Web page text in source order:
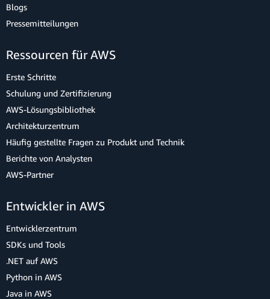
Blogs
Pressemitteilungen
Ressourcen für AWS
Erste Schritte
Schulung und Zertifizierung
AWS-Lösungsbibliothek
Architekturzentrum
Häufig gestellte Fragen zu Produkt und Technik
Berichte von Analysten
AWS-Partner
Entwickler in AWS
Entwicklerzentrum
SDKs und Tools
.NET auf AWS
Python in AWS
Java in AWS